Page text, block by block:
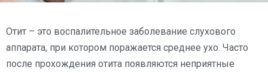
Отит – это воспалительное заболевание слухового
аппарата, при котором поражается среднее ухо. Часто
после прохождения отита появляются неприятные